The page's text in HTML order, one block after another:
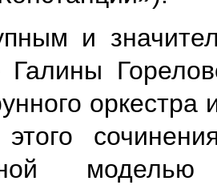
и
Галины
этого